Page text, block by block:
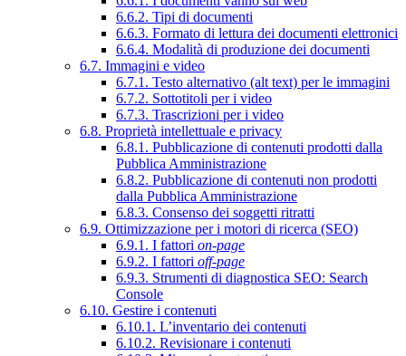
6.6.2. Tipi di documenti
6.6.3. Formato di lettura dei documenti elettronici
6.6.4. Modalità di produzione dei documenti
6.7. Immagini e video
6.7.1. Testo alternativo (alt text) per le immagini
6.7.2. Sottotitoli per i video
6.7.3. Trascrizioni per i video
6.8. Proprietà intellettuale e privacy
6.8.1. Pubblicazione di contenuti prodotti dalla
Pubblica Amministrazione
6.8.2. Pubblicazione di contenuti non prodotti
dalla Pubblica Amministrazione
6.8.3. Consenso dei soggetti ritratti
6.9. Ottimizzazione per i motori di ricerca (SEO)
6.9.1. I fattori on-page
6.9.2. I fattori off-page
6.9.3. Strumenti di diagnostica SEO: Search
Console
6.10. Gestire i contenuti
6.10.1. L’inventario dei contenuti
6.10.2. Revisionare i contenuti